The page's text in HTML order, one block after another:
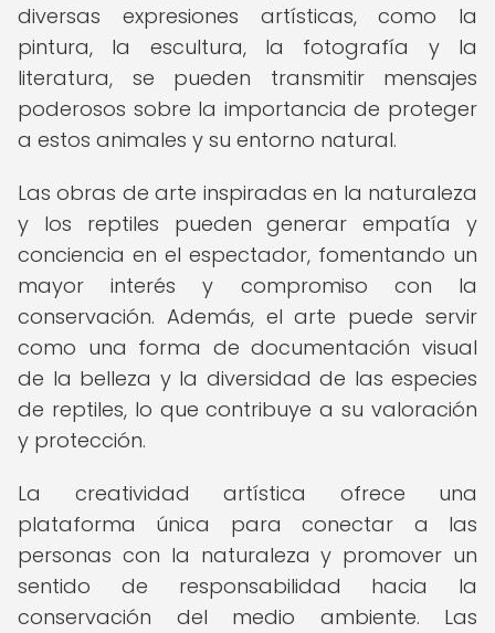
diversas expresiones artísticas, como la
pintura, la escultura, la fotografía y la
literatura, se pueden transmitir mensajes
poderosos sobre la importancia de proteger
a estos animales y su entorno natural.
Las obras de arte inspiradas en la naturaleza
y los reptiles pueden generar empatía y
conciencia en el espectador, fomentando un
mayor interés y compromiso con la
conservación. Además, el arte puede servir
como una forma de documentación visual
de la belleza y la diversidad de las especies
de reptiles, lo que contribuye a su valoración
y protección.
La creatividad artística ofrece una
plataforma única para conectar a las
personas con la naturaleza y promover un
sentido de responsabilidad hacia la
conservación del medio ambiente. Las